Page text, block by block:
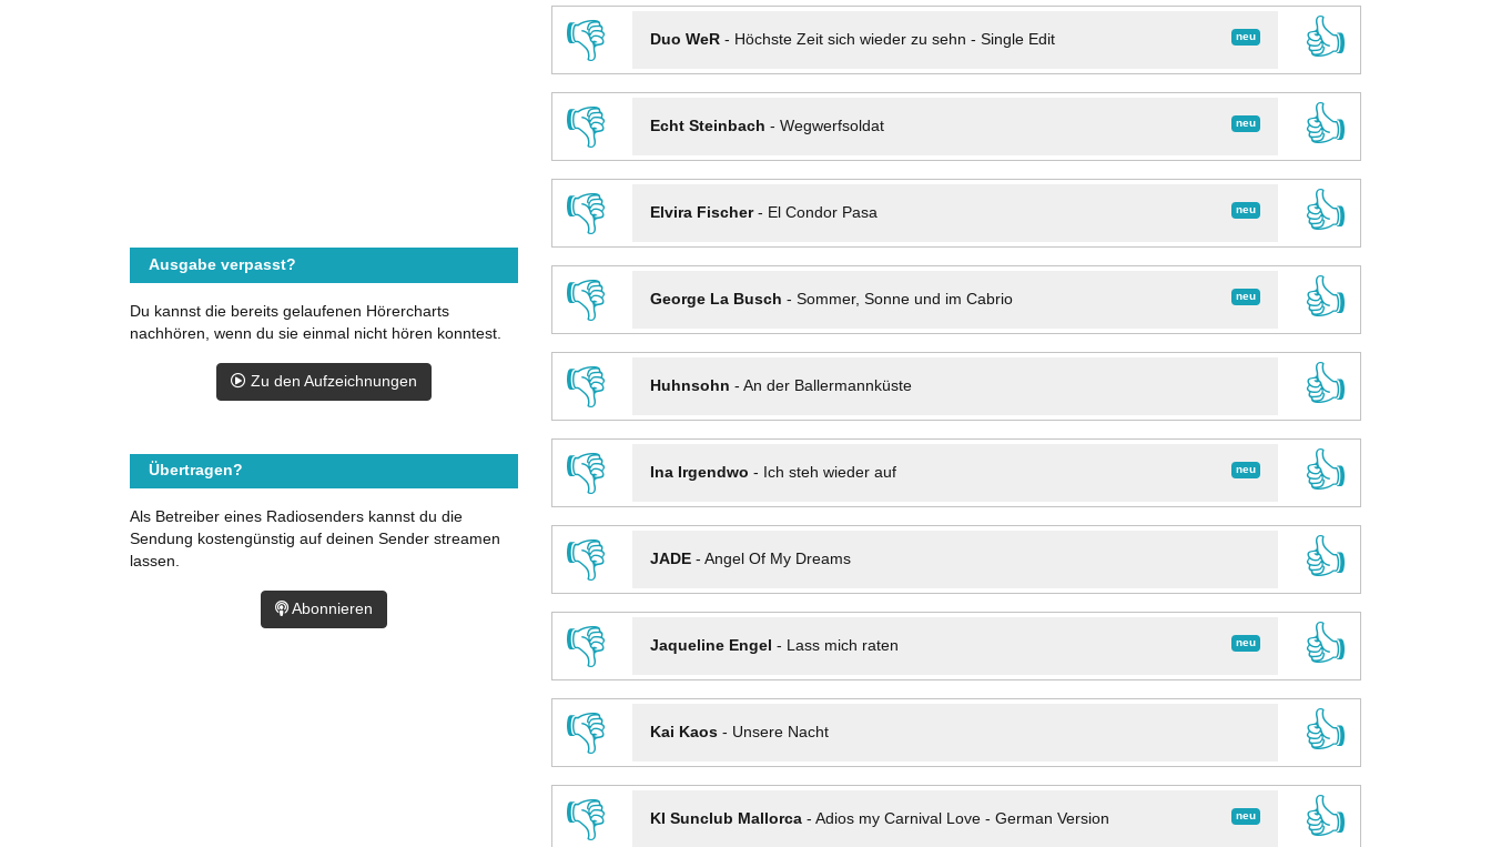
👎
neu
Duo WeR- Höchste Zeit sich wieder zu sehn - Single Edit
👍
👎
neu
Echt Steinbach - Wegwerfsoldat
👍
👎
neu
Elvira Fischer- El Condor Pasa
👍
👎
neu
George La Busch - Sommer, Sonne und im Cabrio
👍
👎
Huhnsohn - An der Ballermannküste
👍
👎
neu
Ina Irgendwo - Ich steh wieder auf
👍
👎
JADE- Angel Of My Dreams
👍
👎
neu
Jaqueline Engel - Lass mich raten
👍
👎
Kai Kaos- Unsere Nacht
👍
👎
neu
KI Sunclub Mallorca- Adios my Carnival Love - German Version
👍
Ausgabe verpasst?
Du kannst die bereits gelaufenen Hörercharts
nachhören, wenn du sie einmal nicht hören konntest.
Zu den Aufzeichnungen
Übertragen?
Als Betreiber eines Radiosenders kannst du die
Sendung kostengünstig auf deinen Sender streamen
lassen.
Abonnieren